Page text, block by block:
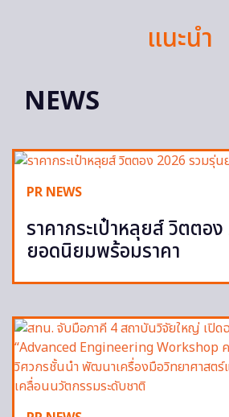
แนะนำ
NEWS
PR NEWS
ราคากระเป๋าหลุยส์ วิตตอ
ยอดนิยมพร้อมราคา